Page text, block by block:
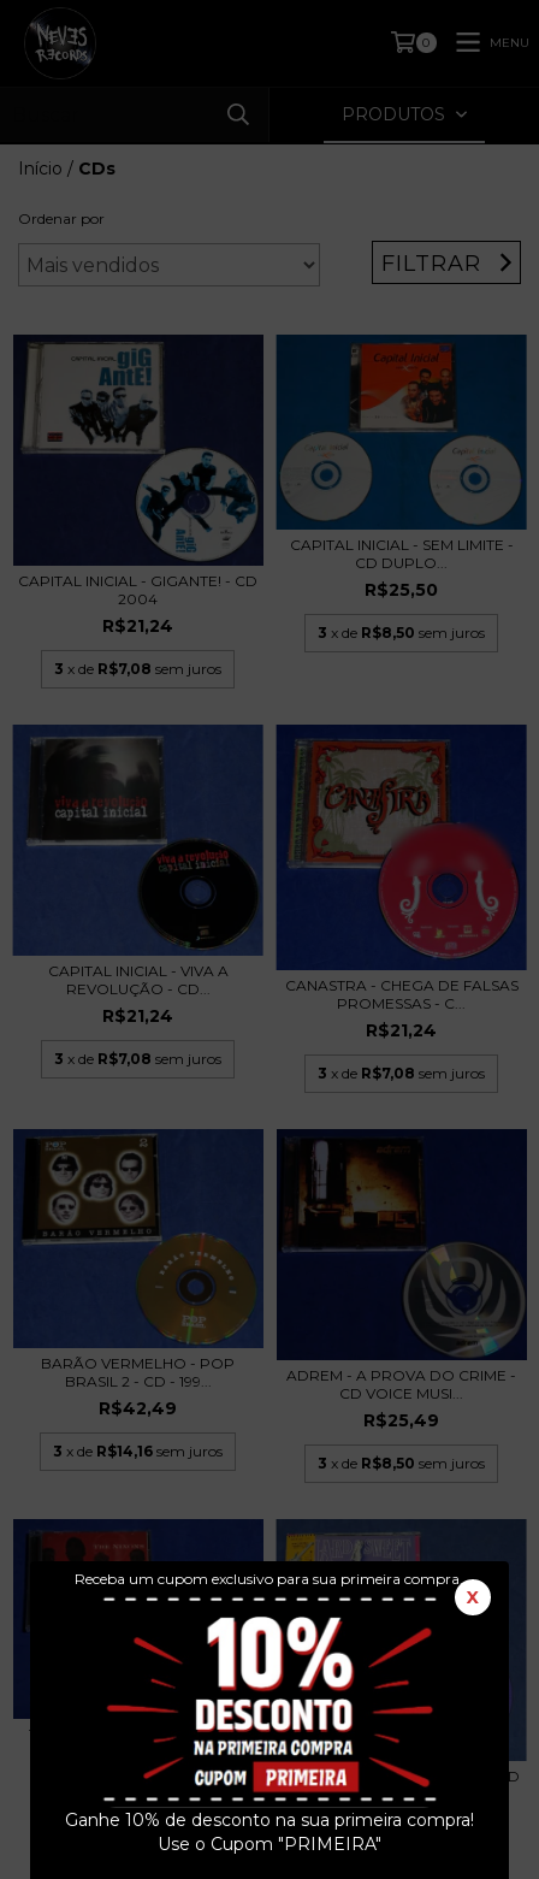
Receba um cupom exclusivo para sua primeira compra.
X
Ganhe 10% de desconto na sua primeira compra!
Use o Cupom "PRIMEIRA"
0 MENU
PRODUTOS
Início / CDs
Ordenar por
FILTRAR
CAPITAL INICIAL - GIGANTE! - CD
2004
R$21,24
3 x de R$7,08 sem juros
CAPITAL INICIAL - SEM LIMITE -
CD DUPLO...
R$25,50
3 x de R$8,50 sem juros
CAPITAL INICIAL - VIVA A
REVOLUÇÃO - CD...
R$21,24
3 x de R$7,08 sem juros
CANASTRA - CHEGA DE FALSAS
PROMESSAS - C...
R$21,24
3 x de R$7,08 sem juros
BARÃO VERMELHO - POP
BRASIL 2 - CD - 199...
R$42,49
3 x de R$14,16 sem juros
ADREM - A PROVA DO CRIME -
CD VOICE MUSI...
R$25,49
3 x de R$8,50 sem juros
THE NIXONS - S/T CD USA 1997
R$39,99
R$13,33 sem juros
HARD & SWEET - ROCK BALLAD
COLLECTIO...
R$67,99